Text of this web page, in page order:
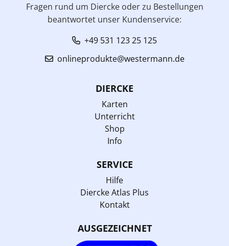
Fragen rund um Diercke oder zu Bestellungen
beantwortet unser Kundenservice:
+49 531 123 25 125
onlineprodukte@westermann.de
DIERCKE
Karten
Unterricht
Shop
Info
SERVICE
Hilfe
Diercke Atlas Plus
Kontakt
AUSGEZEICHNET